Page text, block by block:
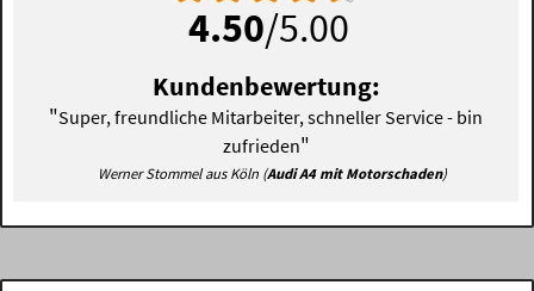
4.50/5.00
Kundenbewertung:
"Super, freundliche Mitarbeiter, schneller Service - bin
zufrieden"
Werner Stommel aus Köln (Audi A4 mit Motorschaden)